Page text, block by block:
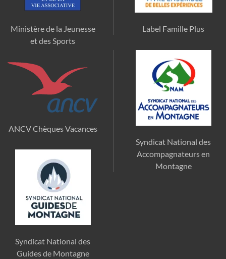
Ministère de la Jeunesse
et des Sports
Label Famille Plus
ANCV Chèques Vacances
Syndicat National des
Accompagnateurs en
Montagne
Syndicat National des
Guides de Montagne